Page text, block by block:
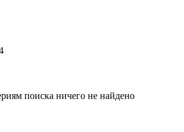
поиска ничего не найдено